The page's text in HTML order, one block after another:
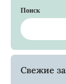
Поиск
Свежие